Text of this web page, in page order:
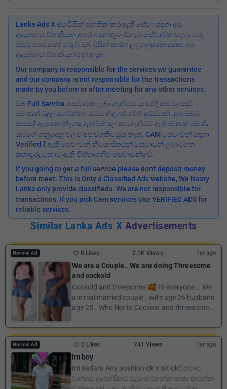
Lanka Ads X අප විසින් සහතික කර ඇති සේවා සදහා අප
ආයතනය වග කියන අතර අනෙකුත් ඕනෑම සේවාවක් සදහා හමු
වීමට පෙර හෝ හමු වී ඔබ විසින් කරන ලද ගනුදෙනු සදහා අප
ආයතනය වග කියන්නේ නැත.
Our company is responsible for the services we guarantee
and our company is not responsible for the transactions
made by you before or after meeting for any other services.
ඔබ Full Service සෙවාවක් ලබා ගැනීමට යාමේදී හමු වු පසුව
පමණක් මුදල් ගෙවන්න. මෙය නිදහස් වෙබ් අඩවියකි. අප ඔබට
සපයාදී ඇත්තෙ නිදහස් දැන්වීම් පල කරගැනීමට ඇති මාද්‍යක් පමණි.
ඔබගේ ගනුදෙනු වලට අප වගකිවයුතු නැත. CAM සෙවාවන් සදහා
Verified දී ඇති සෙවාවන් නියොජිතයන් සෙවාවන් ලබාගෙන
තහාවුරු කොට ඇති විස්වාශනීව සෙවාවන්වෙ.
If you going to get a full service please don't deposit money
before meet. This is Only a Classified Ads website, We Nasty
Lanka only provide classifieds. We are not responsible for
transactions. If you pick Cam services Use VERIFIED ADS for
reliable services.
Similar Lanka Ads X Advertisements
Normal Ad 0 Likes 2.1K Views 1yr ago
We are a Couple.. We are doing Threesome
and cockold
Cockold and threesome 🥰 Hi everyone... We
are real married couple.. wife age 26 husband
age 25.. Who like to Cockold and threesome
Normal Ad 0 Likes 741 Views 1yr ago
Im boy
Im sadaru Any position ok Visit okවිස්වාස
වන්තව ආරක්ෂිතව වැඩ කරගන්න කතා කරන්න.